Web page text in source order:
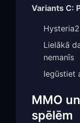
Variants C:
Lielākā
nemanīs
Iegūstiet
MMO
spēlēm